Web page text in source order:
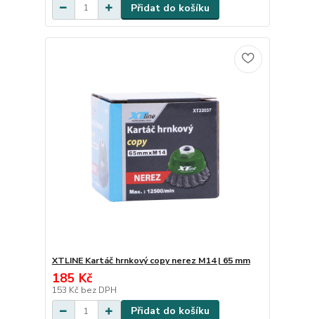
Přidat do košíku
XTLINE Kartáč hrnkový copy nerez M14 | 65 mm
185 Kč
153 Kč bez DPH
Přidat do košíku